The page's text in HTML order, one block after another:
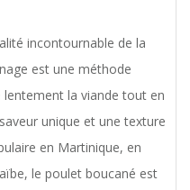
incontournable de la
est une méthode
la viande tout en
unique et une texture
en Martinique, en
le poulet boucané est